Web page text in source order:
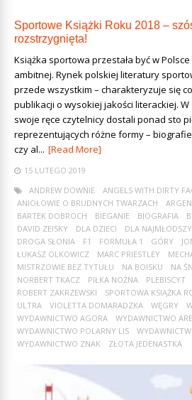
Sportowe Książki Roku 2018 –
rozstrzygnięta!
Książka sportowa przestała być w
ambitnej. Rynek polskiej literatury
przede wszystkim – charakteryzuje się
publikacji o wysokiej jakości literackiej.
swoje ręce czytelnicy dostali ponad sto
reprezentujących różne formy –
czy al... [Read More]
15 LUTEGO 2019
ANDREW DOWNIE
ANGELS WITH DIRTY
ANIOŁOWIE O BRUDNYCH TWARZACH
BARTEK DOBROCH
BIEGANIE BIOGRAFIA
DAVID ZEISKY
DLA DZIECI DLA
DROGA SŁONIA
F1 FORMUŁA 1 GÓRY
ŁUKASZ OLKOWICZ
MARC PRIESTLEY
MISTRZOWIE BEZ TYTUŁU
NA BOISKU NA
NORBERT TKACZ
PIŁKA NOŻNA PLEBISCYT
ROBERT ZAKRZEWSKI
SPORTOWA KSIĄŻKA
ULTRA
VIOLETTA DOMARADZKA WĘGRY
WYDAWNICTWO AGORA
WYDAWNICTWO
WYDAWNICTWO POLARNY LIS
WYDAWNICTWO ZNAK
ZŁOTA JEDENASTKA